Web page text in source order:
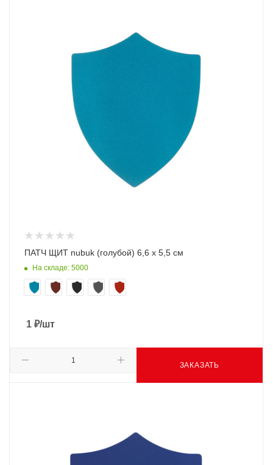
ПАТЧ ЩИТ nubuk (голубой) 6,6 х 5,5 см
На складе: 5000
1 ₽/шт
ЗАКАЗАТЬ